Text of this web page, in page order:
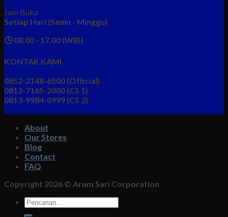
Jam Buka
Setiap Hari (Senin - Minggu)
🕒 08.00 - 17.00 (WIB)
KONTAK KAMI
0852-2148-6500 (Official)
0812-7165-2000 (CS 1)
0813-9984-0999 (CS 2)
About
Our Stores
Blog
Contact
FAQ
Copyright 2026 © Arum Sari Corporation
Pencarian
untuk: